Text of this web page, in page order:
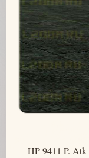
HP 9411 P.